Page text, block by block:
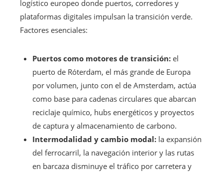
logístico europeo donde puertos, corredores y
plataformas digitales impulsan la transición verde.
Factores esenciales:
Puertos como motores de transición: el
puerto de Róterdam, el más grande de Europa
por volumen, junto con el de Amsterdam, actúa
como base para cadenas circulares que abarcan
reciclaje químico, hubs energéticos y proyectos
de captura y almacenamiento de carbono.
Intermodalidad y cambio modal: la expansión
del ferrocarril, la navegación interior y las rutas
en barcaza disminuye el tráfico por carretera y